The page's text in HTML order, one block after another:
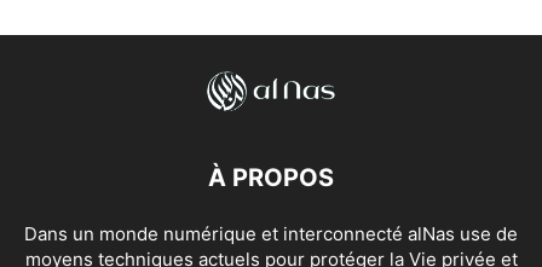
À PROPOS
Dans un monde numérique et interconnecté alNas use de
moyens techniques actuels pour protéger la Vie privée et